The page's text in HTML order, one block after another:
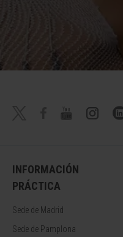
INFORMACIÓN
PRÁCTICA
Sede de Madrid
Sede de Pamplona